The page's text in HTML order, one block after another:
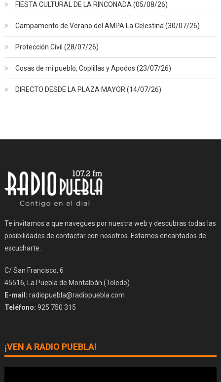
FIESTA CULTURAL DE LA RINCONADA (05/08/26)
Campamento de Verano del AMPA La Celestina (30/07/26)
Protección Civil (28/07/26)
Cosas de mi pueblo, Coplillas y Apodos (23/07/26)
DIRECTO DESDE LA PLAZA MAYOR (14/07/26)
Te invitamos a que navegues por nuestra web y descubras todas las
posibilidades de contactar con nosotros. Estamos encantados de
escucharte.
C/ San Francisco, 6
45516, La Puebla de Montalbán (Toledo)
E-mail: radiopuebla@radiopuebla.com
Teléfono: 925 750 315
¡VEN A RADIO PUEBLA!